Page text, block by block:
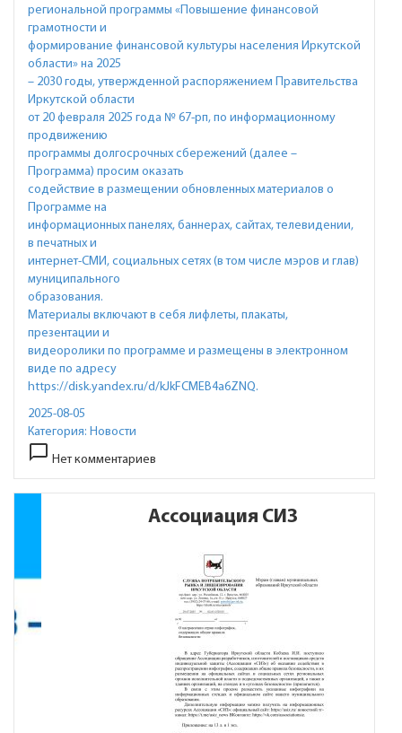
региональной программы «Повышение финансовой
грамотности и
формирование финансовой культуры населения Иркутской
области» на 2025
– 2030 годы, утвержденной распоряжением Правительства
Иркутской области
от 20 февраля 2025 года № 67-рп, по информационному
продвижению
программы долгосрочных сбережений (далее –
Программа) просим оказать
содействие в размещении обновленных материалов о
Программе на
информационных панелях, баннерах, сайтах, телевидении,
в печатных и
интернет-СМИ, социальных сетях (в том числе мэров и глав)
муниципального
образования.
Материалы включают в себя лифлеты, плакаты,
презентации и
видеоролики по программе и размещены в электронном
виде по адресу
https://disk.yandex.ru/d/kJkFCMEB4a6ZNQ.
2025-08-05
Категория: Новости
chat_bubble_outline Нет комментариев
Ассоциация СИЗ